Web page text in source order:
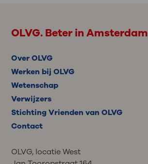
OLVG. Beter in Amsterdam
Over OLVG
Werken bij OLVG
Wetenschap
Verwijzers
Stichting Vrienden van OLVG
Contact
OLVG, locatie West